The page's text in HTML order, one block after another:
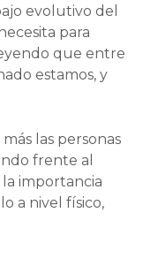
evolutivo del
para
que entre
estamos, y
las personas
frente al
importancia
a nivel físico,